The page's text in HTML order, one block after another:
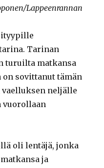
Lappeenrannan
Tarinan
turuilta matkansa
sovittanut tämän
neljälle
vuorollaan
oli lentäjä, jonka
ja